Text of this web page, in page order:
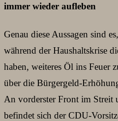
immer wieder aufleben
Genau diese Aussagen sind
während der Haushaltskrise
haben, weiteres Öl ins Feuer
über die Bürgergeld-
An vorderster Front im Streit
befindet sich der CDU-